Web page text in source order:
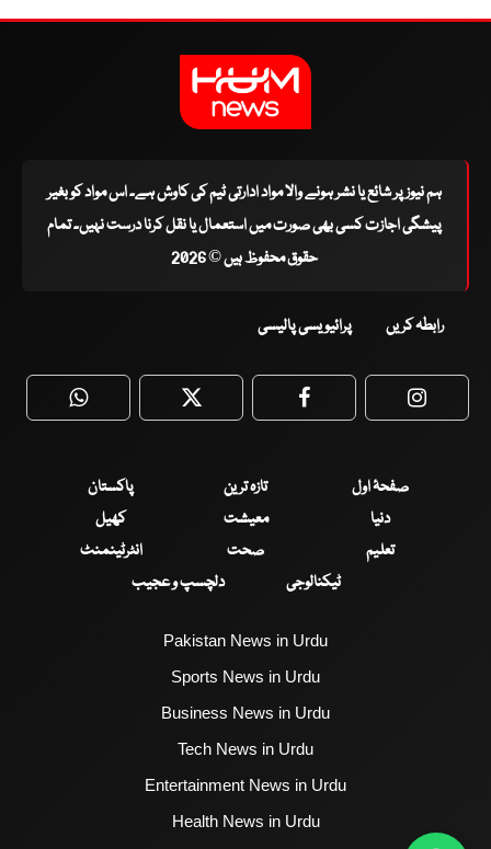
ہم نیوز پر شائع یا نشر ہونے والا مواد ادارتی ٹیم کی کاوش ہے۔ اس مواد کو بغیر
پیشگی اجازت کسی بھی صورت میں استعمال یا نقل کرنا درست نہیں۔ تمام
حقوق محفوظ ہیں © 2026
رابطہ کریں پرائیویسی پالیسی
WhatsApp Twitter Facebook
صفحۂ اول تازہ ترین
پاکستان
دنیا
معیشت
کھیل
تعلیم
صحت
انٹرٹینمنٹ
ٹیکنالوجی
دلچسپ و عجیب
Pakistan News in Urdu
Sports News in Urdu
Business News in Urdu
Tech News in Urdu
Entertainment News in Urdu
Health News in Urdu